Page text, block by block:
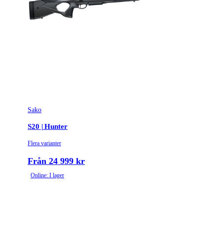
Sako
S20 | Hunter
Flera varianter
Från 24 999 kr
Online: I lager